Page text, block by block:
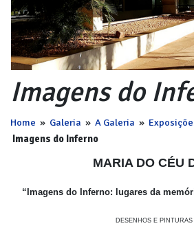
Imagens do
Home » Galeria » A Galeria »
Imagens do Inferno
MARIA DO CÉU
“Imagens do Inferno: lugares da
DESENHOS E PINTURAS